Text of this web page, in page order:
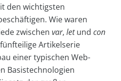
den wichtigsten
Wie waren
zwischen var, letund con
Artikelserie
einer typischen Web-
Basistechnologien